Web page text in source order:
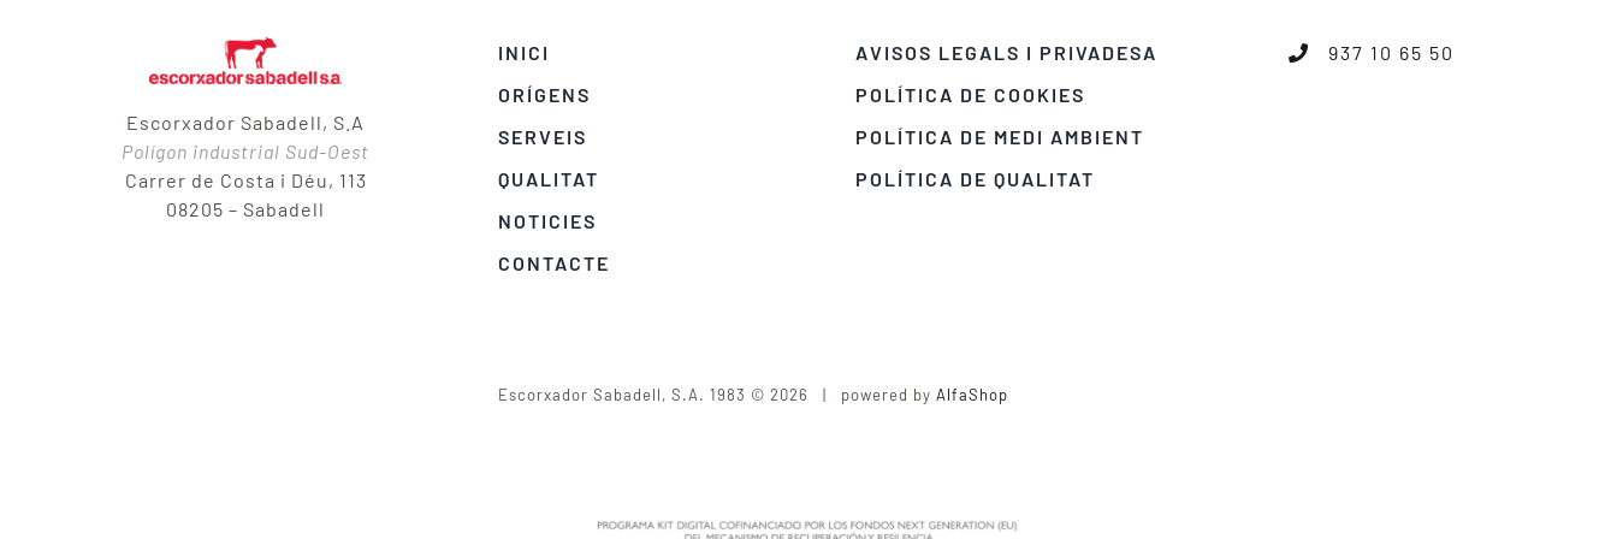
Escorxador Sabadell, S.A
Polígon industrial Sud-Oest
Carrer de Costa i Déu, 113
08205 – Sabadell
INICI
ORÍGENS
SERVEIS
QUALITAT
NOTICIES
CONTACTE
AVISOS LEGALS I PRIVADESA
POLÍTICA DE COOKIES
POLÍTICA DE MEDI AMBIENT
POLÍTICA DE QUALITAT
937 10 65 50
Escorxador Sabadell, S.A. 1983 © 2026 | powered by AlfaShop